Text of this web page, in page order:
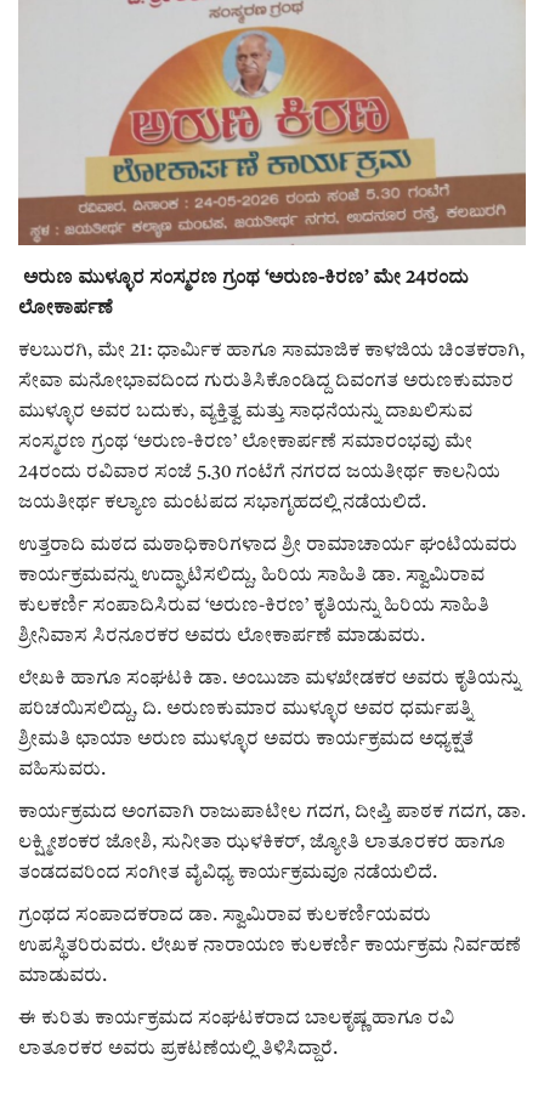
e-paper (ಇ–ಪೇಪರ್‌)
ಪುಸ್ತಕ ಪರಿಚಯ
ಅಂಕಣ
ಸಾಧಕರ ಪರಿಚಯ
ಪತ್ರಕರ್ತರ ಪರಿಚಯ
ಸಂಪಾದಕೀಯ
ಕವನ
Digital Subscription
ಅರುಣ ಮುಳ್ಳೂರ ಸಂಸ್ಮರಣ ಗ್ರಂಥ ‘ಅರುಣ-ಕಿರಣ’ ಮೇ 24ರಂದು
ಲೋಕಾರ್ಪಣೆ
ಕಲಬುರಗಿ, ಮೇ 21: ಧಾರ್ಮಿಕ ಹಾಗೂ ಸಾಮಾಜಿಕ ಕಾಳಜಿಯ ಚಿಂತಕರಾಗಿ,
ಸೇವಾ ಮನೋಭಾವದಿಂದ ಗುರುತಿಸಿಕೊಂಡಿದ್ದ ದಿವಂಗತ ಅರುಣಕುಮಾರ
ಮುಳ್ಳೂರ ಅವರ ಬದುಕು, ವ್ಯಕ್ತಿತ್ವ ಮತ್ತು ಸಾಧನೆಯನ್ನು ದಾಖಲಿಸುವ
ಸಂಸ್ಮರಣ ಗ್ರಂಥ ‘ಅರುಣ-ಕಿರಣ’ ಲೋಕಾರ್ಪಣೆ ಸಮಾರಂಭವು ಮೇ
24ರಂದು ರವಿವಾರ ಸಂಜೆ 5.30 ಗಂಟೆಗೆ ನಗರದ ಜಯತೀರ್ಥ ಕಾಲನಿಯ
ಜಯತೀರ್ಥ ಕಲ್ಯಾಣ ಮಂಟಪದ ಸಭಾಗೃಹದಲ್ಲಿ ನಡೆಯಲಿದೆ.
ಉತ್ತರಾದಿ ಮಠದ ಮಠಾಧಿಕಾರಿಗಳಾದ ಶ್ರೀ ರಾಮಾಚಾರ್ಯ ಘಂಟಿಯವರು
ಕಾರ್ಯಕ್ರಮವನ್ನು ಉದ್ಘಾಟಿಸಲಿದ್ದು, ಹಿರಿಯ ಸಾಹಿತಿ ಡಾ. ಸ್ವಾಮಿರಾವ
ಕುಲಕರ್ಣಿ ಸಂಪಾದಿಸಿರುವ ‘ಅರುಣ-ಕಿರಣ’ ಕೃತಿಯನ್ನು ಹಿರಿಯ ಸಾಹಿತಿ
ಶ್ರೀನಿವಾಸ ಸಿರನೂರಕರ ಅವರು ಲೋಕಾರ್ಪಣೆ ಮಾಡುವರು.
ಲೇಖಕಿ ಹಾಗೂ ಸಂಘಟಕಿ ಡಾ. ಅಂಬುಜಾ ಮಳಖೇಡಕರ ಅವರು ಕೃತಿಯನ್ನು
ಪರಿಚಯಿಸಲಿದ್ದು, ದಿ. ಅರುಣಕುಮಾರ ಮುಳ್ಳೂರ ಅವರ ಧರ್ಮಪತ್ನಿ
ಶ್ರೀಮತಿ ಛಾಯಾ ಅರುಣ ಮುಳ್ಳೂರ ಅವರು ಕಾರ್ಯಕ್ರಮದ ಅಧ್ಯಕ್ಷತೆ
ವಹಿಸುವರು.
ಕಾರ್ಯಕ್ರಮದ ಅಂಗವಾಗಿ ರಾಜುಪಾಟೀಲ ಗದಗ, ದೀಪ್ತಿ ಪಾಠಕ ಗದಗ, ಡಾ.
ಲಕ್ಷ್ಮೀಶಂಕರ ಜೋಶಿ, ಸುನೀತಾ ಝಳಕಿಕರ್, ಜ್ಯೋತಿ ಲಾತೂರಕರ ಹಾಗೂ
ತಂಡದವರಿಂದ ಸಂಗೀತ ವೈವಿಧ್ಯ ಕಾರ್ಯಕ್ರಮವೂ ನಡೆಯಲಿದೆ.
ಗ್ರಂಥದ ಸಂಪಾದಕರಾದ ಡಾ. ಸ್ವಾಮಿರಾವ ಕುಲಕರ್ಣಿಯವರು
ಉಪಸ್ಥಿತರಿರುವರು. ಲೇಖಕ ನಾರಾಯಣ ಕುಲಕರ್ಣಿ ಕಾರ್ಯಕ್ರಮ ನಿರ್ವಹಣೆ
ಮಾಡುವರು.
ಈ ಕುರಿತು ಕಾರ್ಯಕ್ರಮದ ಸಂಘಟಕರಾದ ಬಾಲಕೃಷ್ಣ ಹಾಗೂ ರವಿ
ಲಾತೂರಕರ ಅವರು ಪ್ರಕಟಣೆಯಲ್ಲಿ ತಿಳಿಸಿದ್ದಾರೆ.